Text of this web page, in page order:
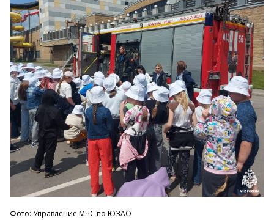
Фото: Управление МЧС по ЮЗАО